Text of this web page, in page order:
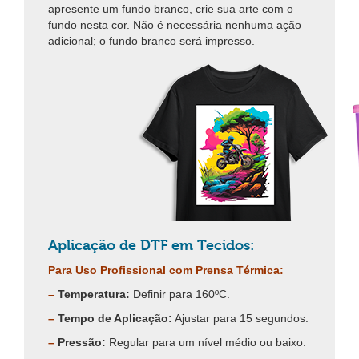
apresente um fundo branco, crie sua arte com o
fundo nesta cor. Não é necessária nenhuma ação
adicional; o fundo branco será impresso.
Aplicação de DTF em Tecidos:
Para Uso Profissional com Prensa Térmica:
– Temperatura: Definir para 160ºC.
– Tempo de Aplicação: Ajustar para 15 segundos.
– Pressão: Regular para um nível médio ou baixo.